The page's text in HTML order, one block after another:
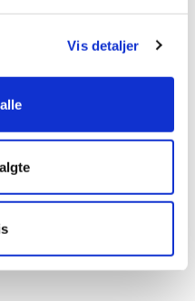
Vis detaljer